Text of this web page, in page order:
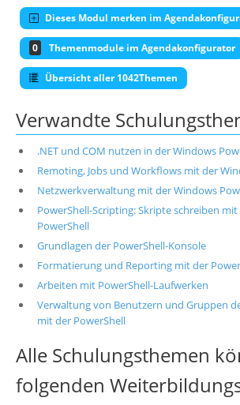
Dieses Modul merken im
0 Themenmodule im Agendakonfigurator
Übersicht aller 1042Themen
Verwandte
.NET und COM nutzen in der Windows
Remoting, Jobs und Workflows mit der
Netzwerkverwaltung mit der Windows
PowerShell-Scripting: Skripte schreiben
PowerShell
Grundlagen der PowerShell-Konsole
Formatierung und Reporting mit der
Arbeiten mit PowerShell-Laufwerken
Verwaltung von Benutzern und Gruppen
mit der PowerShell
Alle Schulungsthemen
folgenden